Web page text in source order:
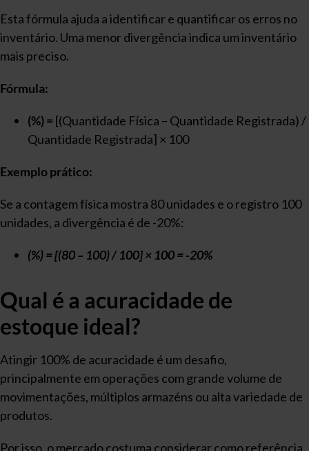
Esta fórmula ajuda a identificar e quantificar os erros no
inventário. Uma menor divergência indica um inventário
mais preciso.
Fórmula:
(%) = [(Quantidade Física – Quantidade Registrada) /
Quantidade Registrada] × 100
Exemplo prático:
Se a contagem física mostra 80 unidades e o registro 100
unidades, a divergência é de -20%:
(%) = [(80 – 100) / 100] × 100 = -20%
Qual é a acuracidade de
estoque ideal?
Atingir 100% de acuracidade é um desafio,
principalmente em operações com grande volume de
movimentações, múltiplos armazéns ou alta variedade de
produtos.
Por isso, o mercado costuma considerar como referência